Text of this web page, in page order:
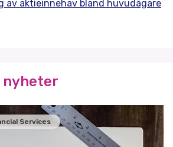
av aktieinnehav bland huvudägare
nyheter
Services